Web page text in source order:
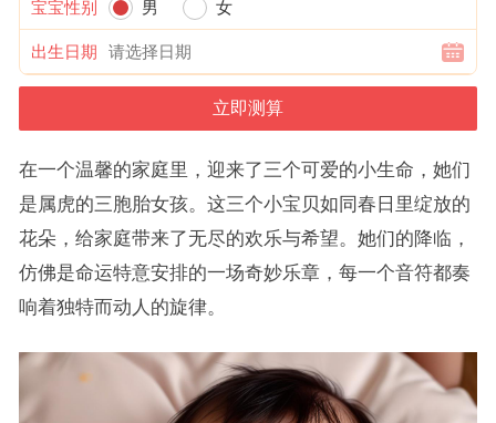
宝宝性别 男 女
出生日期
在一个温馨的家庭里，迎来了三个可爱的小生命，她们
是属虎的三胞胎女孩。这三个小宝贝如同春日里绽放的
花朵，给家庭带来了无尽的欢乐与希望。她们的降临，
仿佛是命运特意安排的一场奇妙乐章，每一个音符都奏
响着独特而动人的旋律。